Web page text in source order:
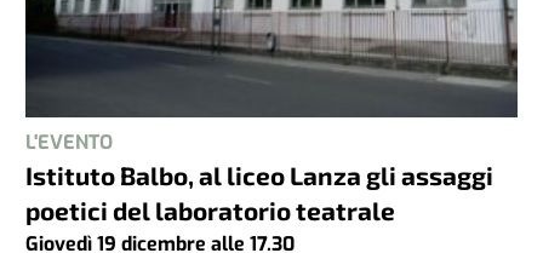
L'EVENTO
Istituto Balbo, al liceo Lanza gli assaggi
poetici del laboratorio teatrale
Giovedì 19 dicembre alle 17.30